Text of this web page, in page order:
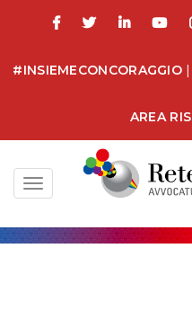
#INSIEMECONCORAGGIO |
AREA
Toggle
navigation